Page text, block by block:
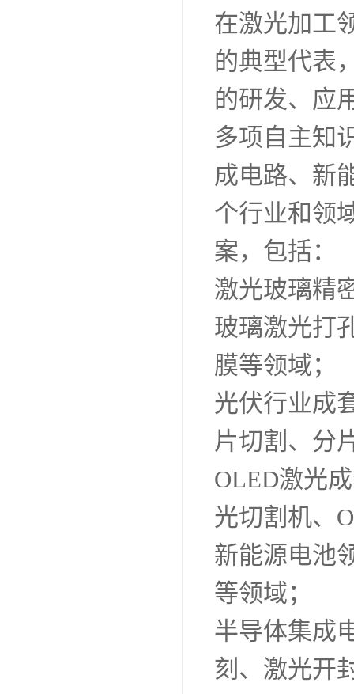
在激光加工
的典型代表
的研发、应
多项自主知
成电路、新
个行业和领
案，包括：
激光玻璃精
玻璃激光打
膜等领域；
光伏行业成
片切割、分
OLED激光
光切割机、
新能源电池
等领域；
半导体集成
刻、激光开